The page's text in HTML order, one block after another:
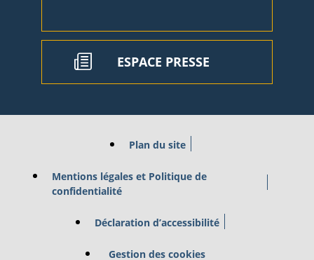
ESPACE PRESSE
Plan du site
Mentions légales et Politique de
confidentialité
Déclaration d’accessibilité
Gestion des cookies